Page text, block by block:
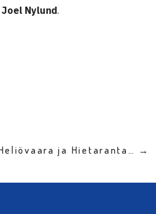
Joel Nylund.
ja Hietaranta… →